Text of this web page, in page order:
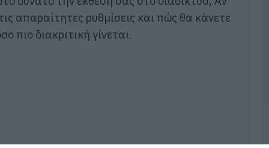
απαραίτητες ρυθμίσεις και πώς θα κάνετε
πιο διακριτική γίνεται.